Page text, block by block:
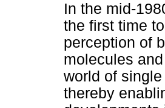
In the mid-
the first time
perception of
molecules
world of
thereby